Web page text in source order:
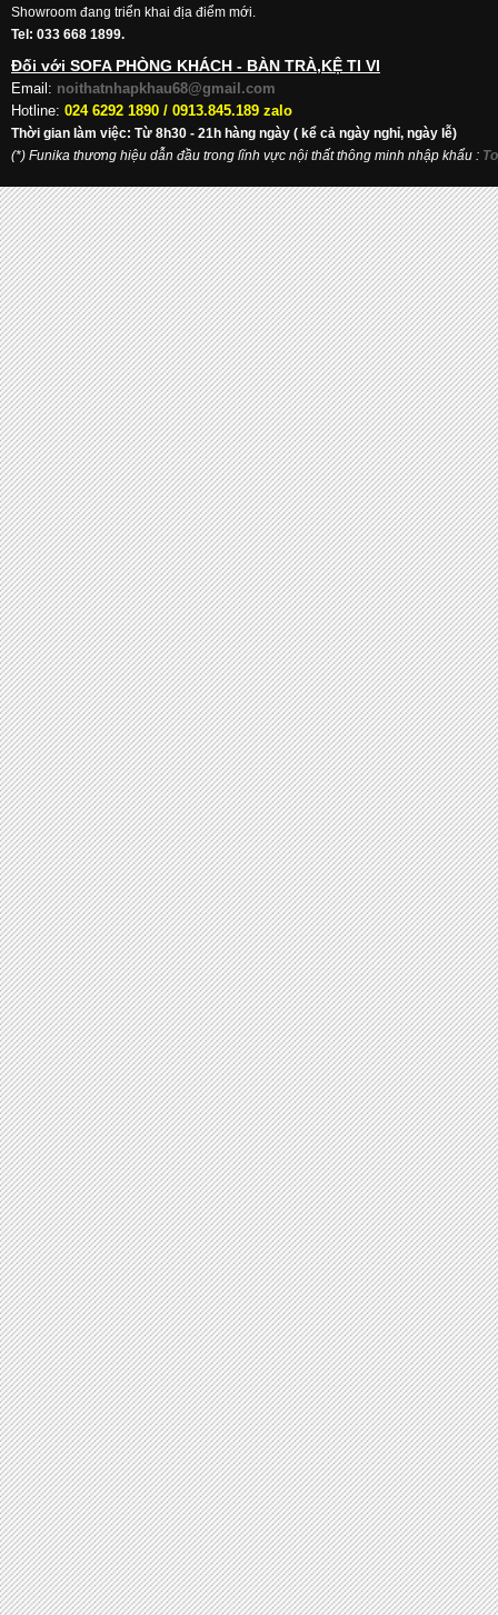
Showroom đang triển khai địa điểm mới.
Tel: 033 668 1899.
Đối với SOFA PHÒNG KHÁCH - BÀN TRÀ,KỆ TI VI
Email: noithatnhapkhau68@gmail.com
Hotline: 024 6292 1890 / 0913.845.189 zalo
Thời gian làm việc: Từ 8h30 - 21h hàng ngày ( kể cả ngày nghỉ, ngày lễ)
(*) Funika thương hiệu dẫn đầu trong lĩnh vực nội thất thông minh nhập khẩu :